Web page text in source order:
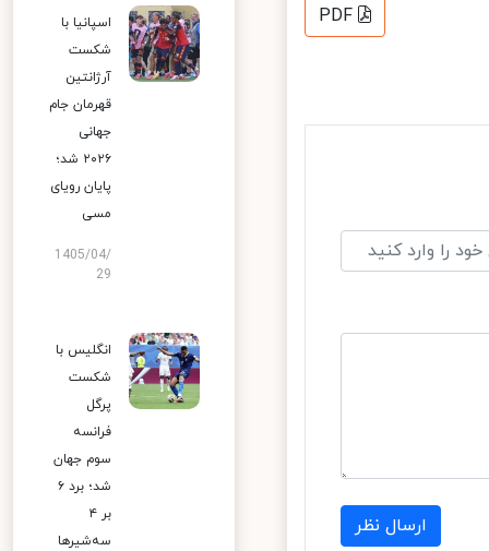
PDF
ارسال نظر
اسپانیا با
شکست
آرژانتین
قهرمان جام
جهانی
۲۰۲۶ شد؛
پایان رویای
مسی
1405/04/
29
انگلیس با
شکست
پرگل
فرانسه
سوم جهان
شد؛ برد ۶
بر ۴
سه‌شیرها